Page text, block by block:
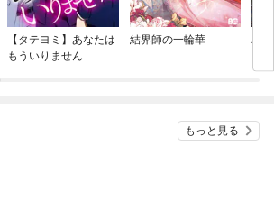
【タテヨミ】あなたは
もういりません
結界師の一輪華
バ
今
もっと見る